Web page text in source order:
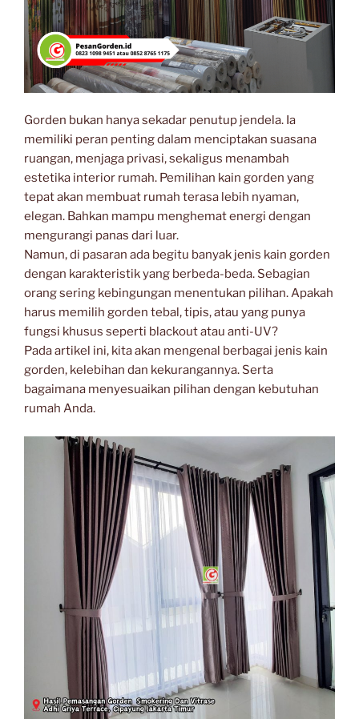
Gorden bukan hanya sekadar penutup jendela. Ia
memiliki peran penting dalam menciptakan suasana
ruangan, menjaga privasi, sekaligus menambah
estetika interior rumah. Pemilihan kain gorden yang
tepat akan membuat rumah terasa lebih nyaman,
elegan. Bahkan mampu menghemat energi dengan
mengurangi panas dari luar.
Namun, di pasaran ada begitu banyak jenis kain gorden
dengan karakteristik yang berbeda-beda. Sebagian
orang sering kebingungan menentukan pilihan. Apakah
harus memilih gorden tebal, tipis, atau yang punya
fungsi khusus seperti blackout atau anti-UV?
Pada artikel ini, kita akan mengenal berbagai jenis kain
gorden, kelebihan dan kekurangannya. Serta
bagaimana menyesuaikan pilihan dengan kebutuhan
rumah Anda.